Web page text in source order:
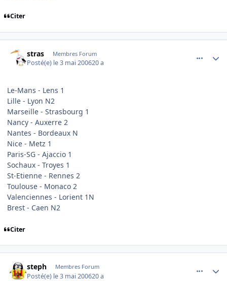
Citer
stras Membres Forum
Posté(e) le 3 mai 200620 a
Le-Mans - Lens 1
Lille - Lyon N2
Marseille - Strasbourg 1
Nancy - Auxerre 2
Nantes - Bordeaux N
Nice - Metz 1
Paris-SG - Ajaccio 1
Sochaux - Troyes 1
St-Etienne - Rennes 2
Toulouse - Monaco 2
Valenciennes - Lorient 1N
Brest - Caen N2
Citer
steph Membres Forum
Posté(e) le 3 mai 200620 a